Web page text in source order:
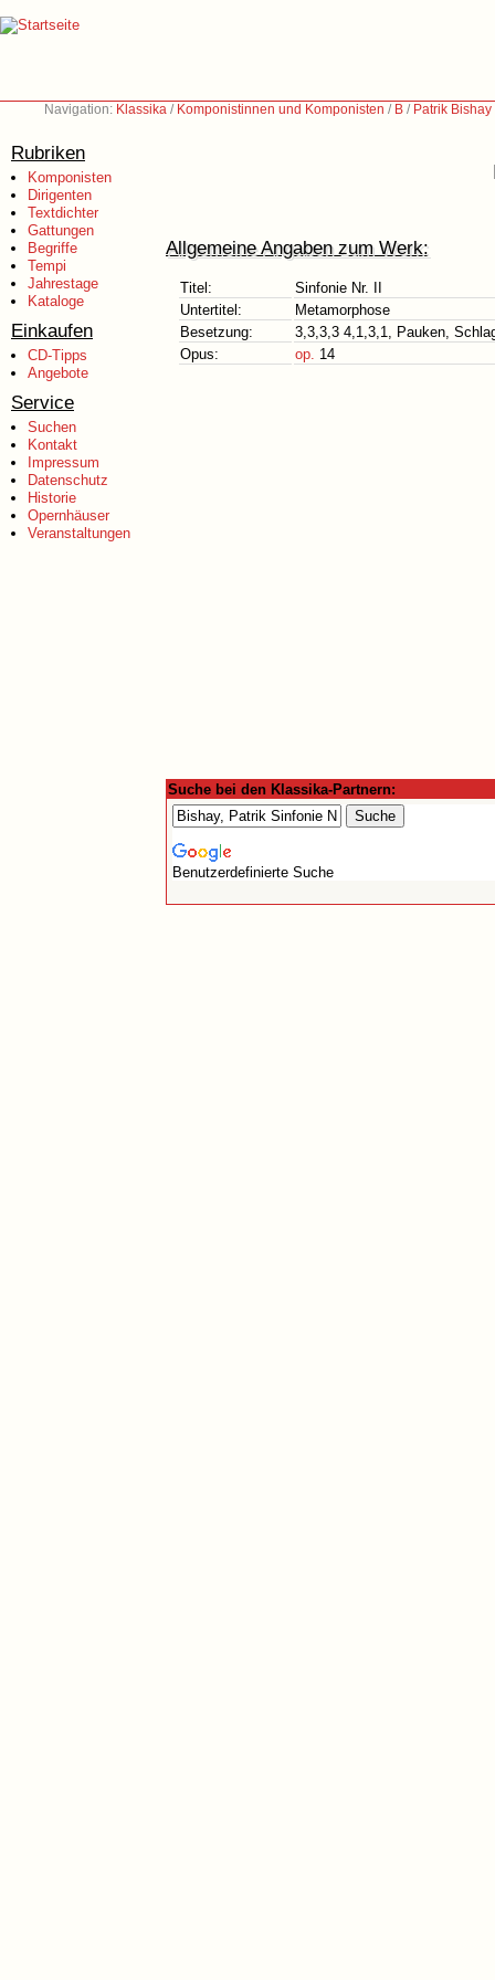
Navigation: Klassika / Komponistinnen und Komponisten / B / Patrik
Rubriken
Komponisten
Dirigenten
Textdichter
Gattungen
Begriffe
Tempi
Jahrestage
Kataloge
Einkaufen
CD-Tipps
Angebote
Service
Suchen
Kontakt
Impressum
Datenschutz
Historie
Opernhäuser
Veranstaltungen
Allgemeine Angaben zum Werk:
Titel:
Sinfonie Nr. II
Untertitel:
Metamorphose
Besetzung:
3,3,3,3 4,1,3,1, Pauken,
Opus:
op. 14
Suche bei den Klassika-Partnern:
Benutzerdefinierte Suche